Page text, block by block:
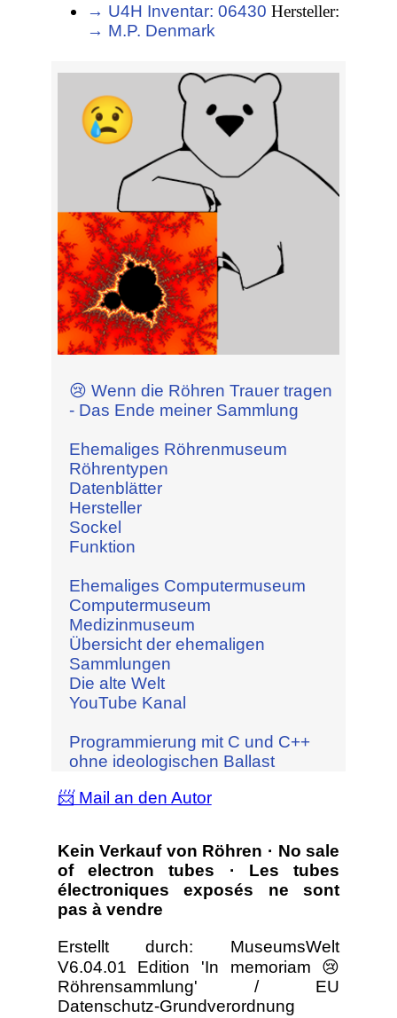
→ U4H Inventar: 06430 Hersteller:
→ M.P. Denmark
😢 Wenn die Röhren Trauer tragen
- Das Ende meiner Sammlung
Ehemaliges Röhrenmuseum
Röhrentypen
Datenblätter
Hersteller
Sockel
Funktion
Ehemaliges Computermuseum
Computermuseum
Medizinmuseum
Übersicht der ehemaligen
Sammlungen
Die alte Welt
YouTube Kanal
Programmierung mit C und C++
ohne ideologischen Ballast
📨 Mail an den Autor
Kein Verkauf von Röhren · No sale
of electron tubes · Les tubes
électroniques exposés ne sont
pas à vendre
Erstellt durch: MuseumsWelt
V6.04.01 Edition 'In memoriam 😢
Röhrensammlung' / EU
Datenschutz-Grundverordnung